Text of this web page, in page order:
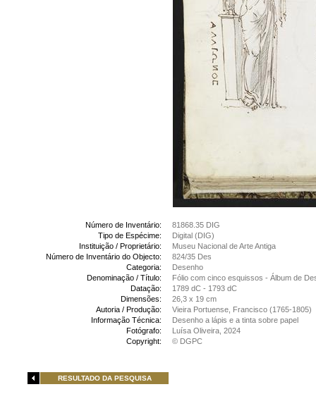
Número de Inventário:
81868.35 DIG
Tipo de Espécime:
Digital (DIG)
Instituição / Proprietário:
Museu Nacional de Arte Antiga
Número de Inventário do Objecto:
824/35 Des
Categoria:
Desenho
Denominação / Título:
Fólio com cinco esquissos - Álbum de
Datação:
1789 dC - 1793 dC
Dimensões:
26,3 x 19 cm
Autoria / Produção:
Vieira Portuense, Francisco (1765-1805)
Informação Técnica:
Desenho a lápis e a tinta sobre papel
Fotógrafo:
Luísa Oliveira, 2024
Copyright:
© DGPC
RESULTADO DA PESQUISA